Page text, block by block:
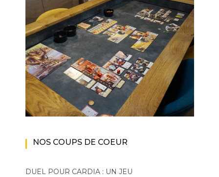
NOS COUPS DE COEUR
DUEL POUR CARDIA : UN JEU